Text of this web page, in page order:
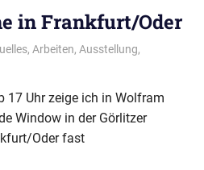
in Frankfurt/Oder
, Arbeiten, Ausstellung,
17 Uhr zeige ich in Wolfram
Window in der Görlitzer
Oder fast